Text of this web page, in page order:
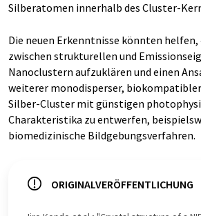
Silberatomen innerhalb des Cluster-
Die neuen Erkenntnisse könnten helfen,
zwischen strukturellen und
Nanoclustern aufzuklären und einen
weiterer monodisperser,
Silber-Cluster mit günstigen
Charakteristika zu entwerfen,
biomedizinische Bildgebungsverfahren.
ORIGINALVERÖFFENTLICHUNG